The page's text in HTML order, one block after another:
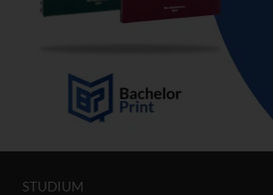
STUDIUM